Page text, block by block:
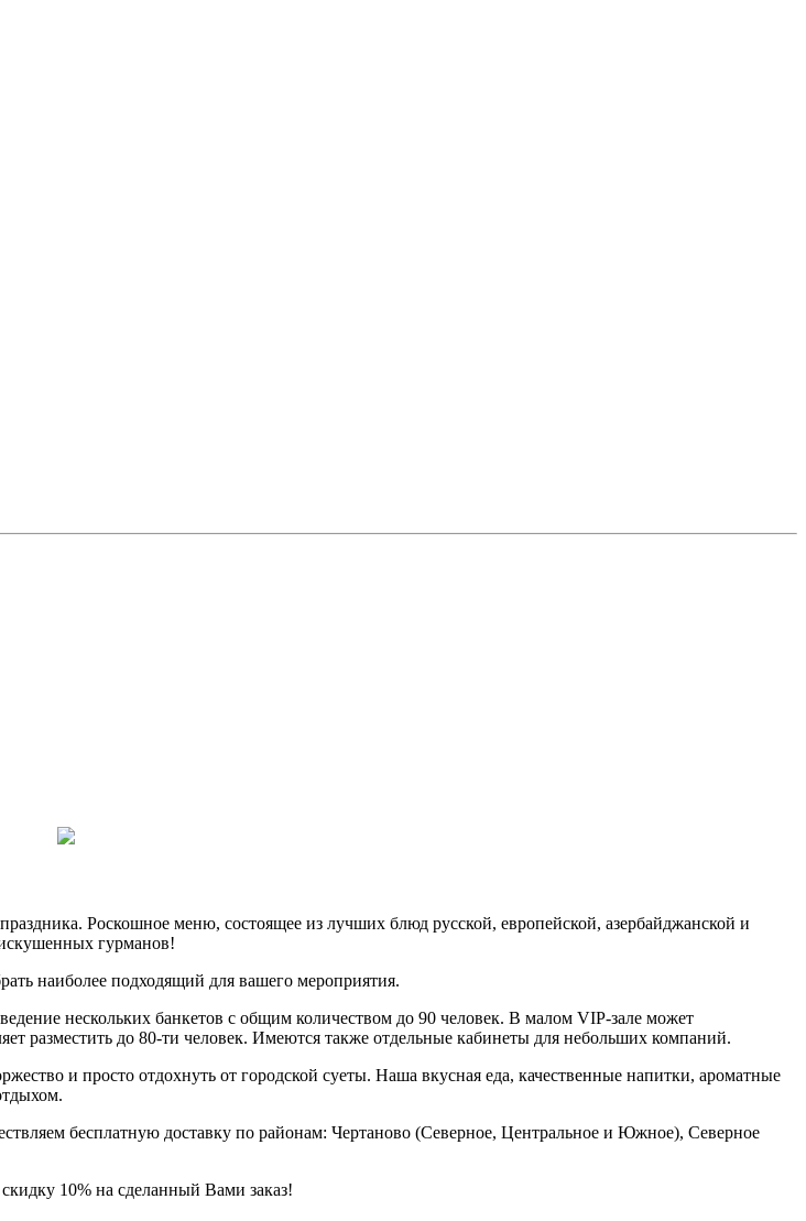
Роскошное меню, состоящее из лучших блюд русской, европейской, азербайджанской и
гурманов!
наиболее подходящий для вашего мероприятия.
нескольких банкетов с общим количеством до 90 человек. В малом VIP-зале может
разместить до 80-ти человек. Имеются также отдельные кабинеты для небольших компаний.
и просто отдохнуть от городской суеты. Наша вкусная еда, качественные напитки, ароматные
бесплатную доставку по районам: Чертаново (Северное, Центральное и Южное), Северное
10% на сделанный Вами заказ!